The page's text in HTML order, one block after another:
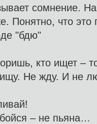
сомнение.
Понятно, что это
"бдю"
кто ищет –
ищу. Не жду.
бойся – не